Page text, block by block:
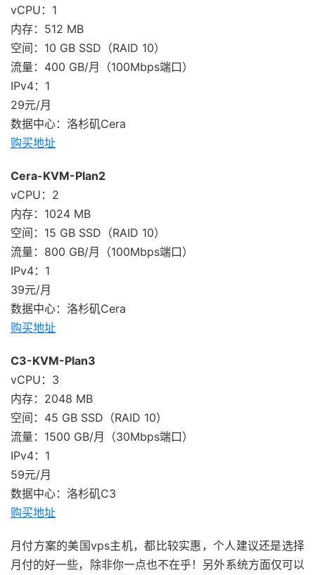
vCPU：1
内存：512 MB
空间：10 GB SSD（RAID 10）
流量：400 GB/月（100Mbps端口）
IPv4：1
29元/月
数据中心：洛杉矶Cera
购买地址
Cera-KVM-Plan2
vCPU：2
内存：1024 MB
空间：15 GB SSD（RAID 10）
流量：800 GB/月（100Mbps端口）
IPv4：1
39元/月
数据中心：洛杉矶Cera
购买地址
C3-KVM-Plan3
vCPU：3
内存：2048 MB
空间：45 GB SSD（RAID 10）
流量：1500 GB/月（30Mbps端口）
IPv4：1
59元/月
数据中心：洛杉矶C3
购买地址
月付方案的美国vps主机，都比较实惠，个人建议还是选择
月付的好一些，除非你一点也不在乎！另外系统方面仅可以